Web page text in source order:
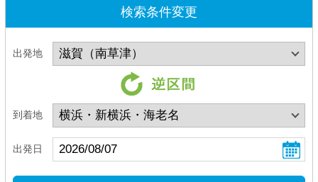
検索条件変更
出発地
到着地
出発日